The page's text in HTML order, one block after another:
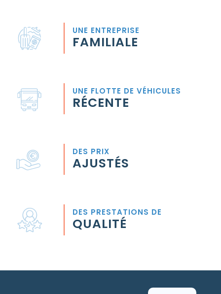
UNE ENTREPRISE
FAMILIALE
UNE FLOTTE DE VÉHICULES
RÉCENTE
DES PRIX
AJUSTÉS
DES PRESTATIONS DE
QUALITÉ